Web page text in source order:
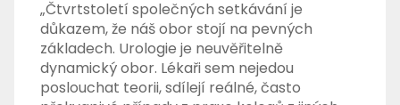
„Čtvrtstoletí společných setkávání je
důkazem, že náš obor stojí na pevných
základech. Urologie je neuvěřitelně
dynamický obor. Lékaři sem nejedou
poslouchat teorii, sdílejí reálné, často